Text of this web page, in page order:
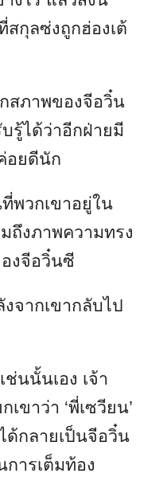
สกุลซ่งถูกฮ่องเต้
สภาพของจีอวิ๋น
รู้ได้ว่าอีกฝ่ายมี
อยดีนัก
พวกเขาอยู่ใน
ถึงภาพความทรง
งจีอวิ๋นซี
จากเขากลับไป
ช่นนั้นเอง เจ้า
ขาว่า ‘พี่เซวียน’
ด้กลายเป็นจีอวิ๋น
ารเต็มท้อง